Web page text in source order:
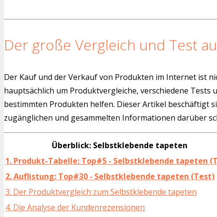
Der große Vergleich und Test
Der Kauf und der Verkauf von Produkten im Internet ist
hauptsächlich um Produktvergleiche, verschiedene Tests
bestimmten Produkten helfen. Dieser Artikel beschäftigt
zugänglichen und gesammelten Informationen darüber
Überblick: Selbstklebende tapeten
1. Produkt-Tabelle: Top#5 - Selbstklebende tapeten
2. Auflistung: Top#30 - Selbstklebende tapeten (Test)
3. Der Produktvergleich zum Selbstklebende tapeten
4. Die Analyse der Kundenrezensionen